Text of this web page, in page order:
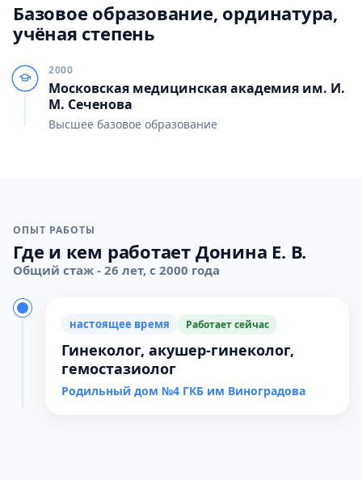
Базовое образование, ординатура,
учёная степень
2000
Московская медицинская академия им. И.
М. Сеченова
Высшее базовое образование
ОПЫТ РАБОТЫ
Где и кем работает Донина Е. В.
Общий стаж - 26 лет, с 2000 года
настоящее время Работает сейчас
Гинеколог, акушер-гинеколог,
гемостазиолог
Родильный дом №4 ГКБ им Виноградова